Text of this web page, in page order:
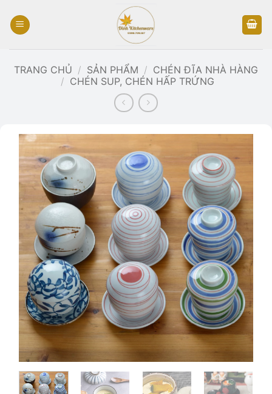
qua
dung
TRANG CHỦ / SẢN PHẨM / CHÉN ĐĨA NHÀ HÀNG
/ CHÉN SUP, CHÉN HẤP TRỨNG